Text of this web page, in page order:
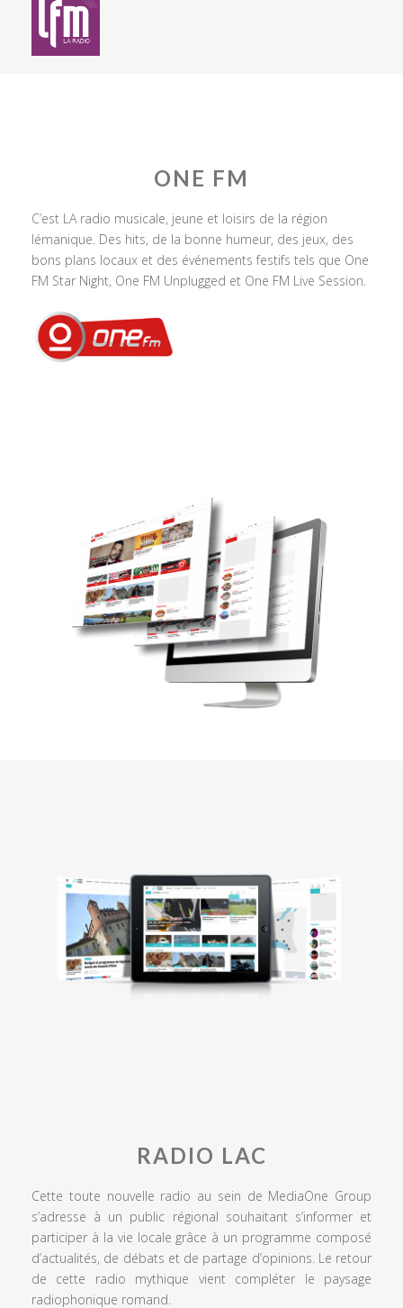
ONE FM
C’est LA radio musicale, jeune et loisirs de la région
lémanique. Des hits, de la bonne humeur, des jeux, des
bons plans locaux et des événements festifs tels que One
FM Star Night, One FM Unplugged et One FM Live Session.
RADIO LAC
Cette toute nouvelle radio au sein de MediaOne Group
s’adresse à un public régional souhaitant s’informer et
participer à la vie locale grâce à un programme composé
d’actualités, de débats et de partage d’opinions. Le retour
de cette radio mythique vient compléter le paysage
radiophonique romand.